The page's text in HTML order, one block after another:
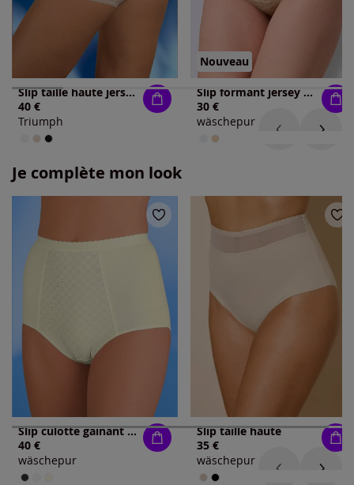
Slip taille haute jersey fin
40 €
Triumph
Nouveau
Slip formant jersey fin
30 €
wäschepur
Je complète mon look
Slip culotte gainant chic à motifs jacquard
40 €
wäschepur
Slip taille haute
35 €
wäschepur